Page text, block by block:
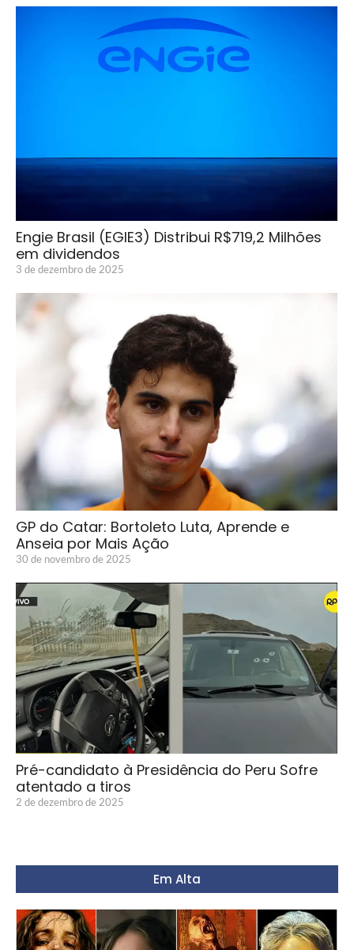
Engie Brasil (EGIE3) Distribui R$719,2 Milhões
em dividendos
3 de dezembro de 2025
GP do Catar: Bortoleto Luta, Aprende e
Anseia por Mais Ação
30 de novembro de 2025
Pré-candidato à Presidência do Peru Sofre
atentado a tiros
2 de dezembro de 2025
Em Alta